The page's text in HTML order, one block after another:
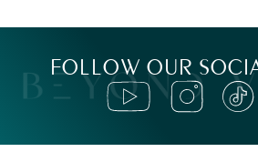
FOLLOW OUR